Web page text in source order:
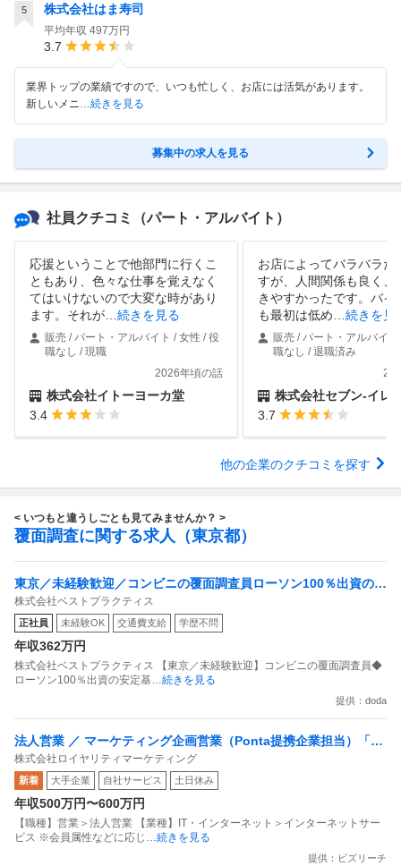
5 株式会社はま寿司
平均年収 497万円
3.7
業界トップの業績ですので、いつも忙しく、お店には活気があります。
新しいメニ
…続きを見る
募集中の求人を見る
社員クチコミ （パート・アルバイト）
応援ということで他部門に行くこ
ともあり、色々な仕事を覚えなく
てはいけないので大変な時があり
ます。それが
続きを見る
販売 / パート・アルバイト / 女性 / 役
職なし / 現職
2026年頃の話
株式会社イトーヨーカ堂
3.4
お店によってバラバラだ
すが、人間関係も良く、
きやすかったです。バイ
も最初は低め
続きを見
販売 / パート・アルバイ
職なし / 退職済み
株式会社セブン-イレブン・
3.7
他の企業のクチコミを探す
< いつもと違うしごとも見てみませんか？ >
覆面調査に関する求人（東京都）
東京／未経験歓迎／コンビニの覆面調査員ローソン100％出資の安
定基盤／月５日在宅／残業月10時間
株式会社ベストプラクティス
正社員 未経験OK 交通費支給 学歴不問
年収362万円
株式会社ベストプラクティス 【東京／未経験歓迎】コンビニの覆面調査員◆
ローソン100％出資の安定基 …続きを見る
提供：doda
法人営業 ／ マーケティング企画営業（Ponta提携企業担当）「国
内最大級の共通ポイントサービスを展開／無駄のない消費社会を
目指すデータマーケティングカンパニー」
株式会社ロイヤリティマーケティング
新着 大手企業 自社サービス 土日休み
年収500万円〜600万円
【職種】営業＞法人営業 【業種】IT・インターネット＞インターネットサー
ビス ※会員属性などに応じ
…続きを見る
提供：ビズリーチ